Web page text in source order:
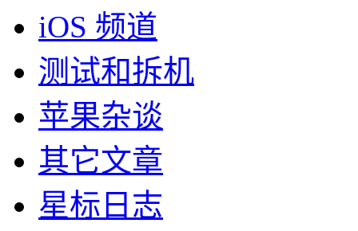
iOS 频道
测试和拆机
苹果杂谈
其它文章
星标日志